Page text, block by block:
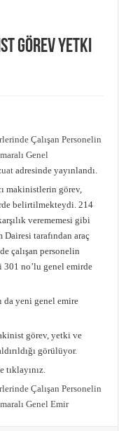
Görev Yetki
Çalışan Personelin
Genel
adresinde yayınlandı.
makinistlerin görev,
belirtilmekteydi. 214
verememesi gibi
Dairesi tarafından araç
çalışan personelin
no’lu genel emirde
yeni genel emire
görev, yetki ve
görülüyor.
Çalışan Personelin
Genel Emir